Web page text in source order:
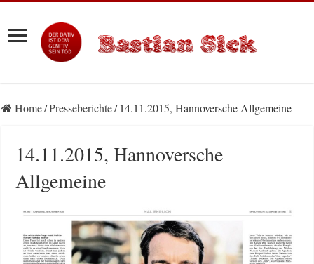
Home/Presseberichte/ 14.11.2015, Hannoversche Allgemeine
14.11.2015, Hannoversche
Allgemeine